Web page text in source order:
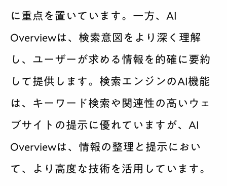
に重点を置いています。一方、AI
Overviewは、検索意図をより深く理解
し、ユーザーが求める情報を的確に要約
して提供します。検索エンジンのAI機能
は、キーワード検索や関連性の高いウェ
ブサイトの提示に優れていますが、AI
Overviewは、情報の整理と提示におい
て、より高度な技術を活用しています。